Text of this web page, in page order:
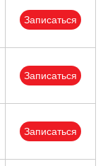
Записаться
Записаться
Записаться